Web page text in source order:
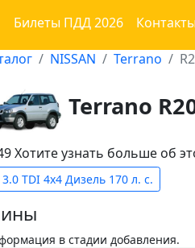
Билеты ПДД 2026 Контакты
NISSAN Terrano
Terrano
Хотите узнать больше об
TDI 4x4 Дизель 170 л. с.
в стадии добавления.